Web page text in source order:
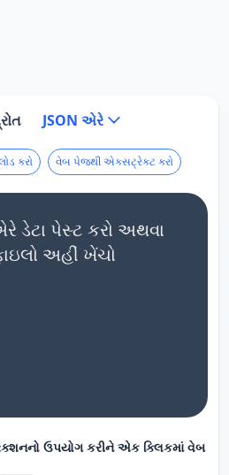
JSON એરે
કરો વેબ પેજથી એક્સટ્રેક્ટ કરો
ડેટા પેસ્ટ કરો અથવા
અહીં ખેંચો
ઉપયોગ કરીને એક ક્લિકમાં વેબ